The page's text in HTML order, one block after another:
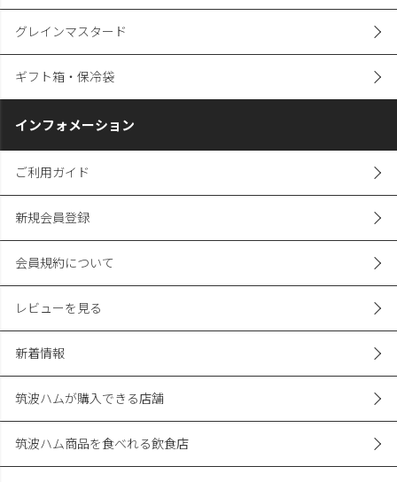
グレインマスタード
ギフト箱・保冷袋
インフォメーション
ご利用ガイド
新規会員登録
会員規約について
レビューを見る
新着情報
筑波ハムが購入できる店舗
筑波ハム商品を食べれる飲食店